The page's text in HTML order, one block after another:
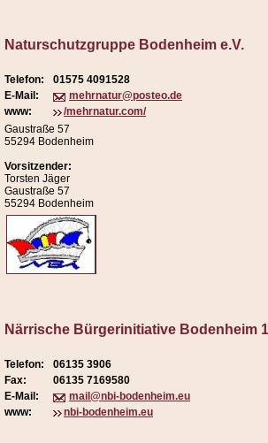
Naturschutzgruppe Bodenheim e.V.
Telefon:
01575 4091528
E-Mail:
mehrnatur@posteo.de
www:
/mehrnatur.com/
Gaustraße 57
55294 Bodenheim
Vorsitzender:
Torsten Jäger
Gaustraße 57
55294 Bodenheim
Närrische Bürgerinitiative Bodenheim
Telefon:
06135 3906
Fax:
06135 7169580
E-Mail:
mail@nbi-bodenheim.eu
www:
nbi-bodenheim.eu